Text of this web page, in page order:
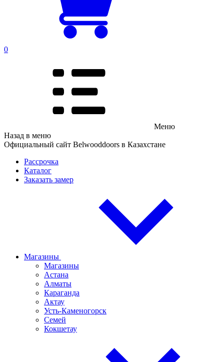
0
Меню
Назад в меню
Официальный сайт Belwooddoors в Казахстане
Рассрочка
Каталог
Заказать замер
Магазины
Магазины
Астана
Алматы
Караганда
Актау
Усть-Каменогорск
Семей
Кокшетау